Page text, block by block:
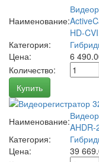
Наименование:
HD-
Категория:
Цена:
6
Количество:
Купить
Наименование:AHDR-
Категория:
Цена:
39